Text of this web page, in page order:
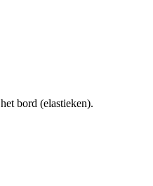
bord (elastieken).